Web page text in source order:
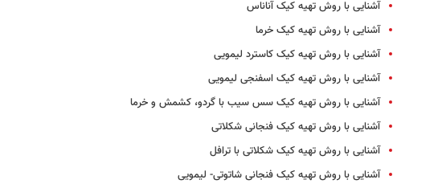
آشنایی با روش تهیه کیک آناناس
آشنایی با روش تهیه کیک خرما
آشنایی با روش تهیه کیک کاسترد لیمویی
آشنایی با روش تهیه کیک اسفنجی لیمویی
آشنایی با روش تهیه کیک سس سیب با گردو، کشمش و خرما
آشنایی با روش تهیه کیک فنجانی شکلاتی
آشنایی با روش تهیه کیک شکلاتی با ترافل
آشنایی با روش تهیه کیک فنجانی شاتوتی- لیمویی